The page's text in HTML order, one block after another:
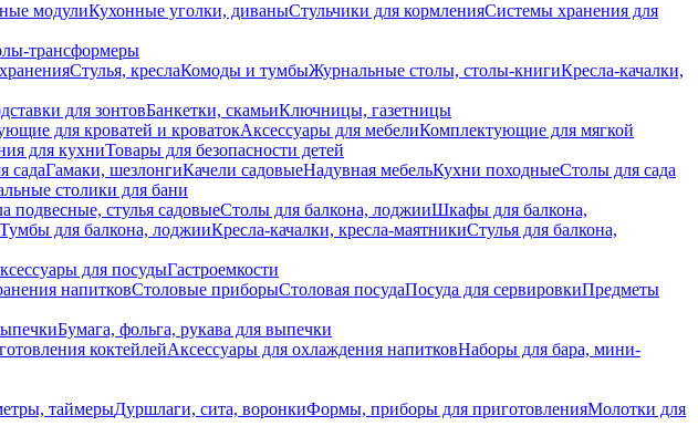
модулиКухонные уголки, диваныСтульчики для кормленияСистемы хранения для
трансформеры
Стулья, креслаКомоды и тумбыЖурнальные столы, столы-книгиКресла-качалки,
для зонтовБанкетки, скамьиКлючницы, газетницы
для кроватей и кроватокАксессуары для мебелиКомплектующие для мягкой
для кухниТовары для безопасности детей
садаГамаки, шезлонгиКачели садовыеНадувная мебельКухни походныеСтолы для сада
столики для бани
подвесные, стулья садовыеСтолы для балкона, лоджииШкафы для балкона,
Тумбы для балкона, лоджииКресла-качалки, кресла-маятникиСтулья для балкона,
для посудыГастроемкости
напитковСтоловые приборыСтоловая посудаПосуда для сервировкиПредметы
Бумага, фольга, рукава для выпечки
коктейлейАксессуары для охлаждения напитковНаборы для бара, мини-
таймерыДуршлаги, сита, воронкиФормы, приборы для приготовленияМолотки для